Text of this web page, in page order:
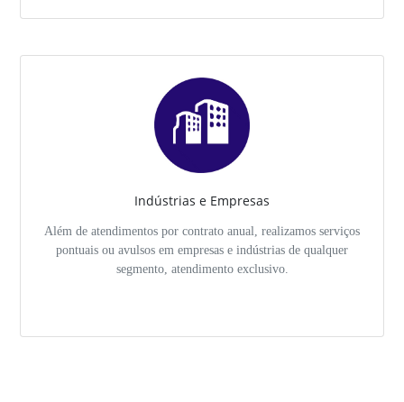
Indústrias e Empresas
Além de atendimentos por contrato anual, realizamos serviços
pontuais ou avulsos em empresas e indústrias de qualquer
segmento, atendimento exclusivo.